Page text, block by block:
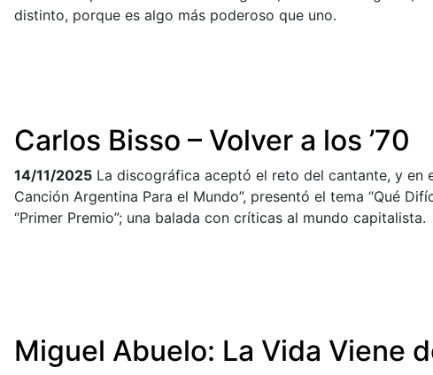
distinto, porque es algo más poderoso que uno.
Carlos Bisso – Volver a los ’70
14/11/2025 La discográfica aceptó el reto del cantante, y en
Canción Argentina Para el Mundo”, presentó el tema “Qué
“Primer Premio”; una balada con críticas al mundo capitalista.
Miguel Abuelo: La Vida Viene